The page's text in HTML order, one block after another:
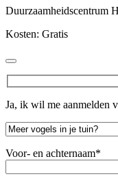
Duurzaamheidscentrum
Kosten: Gratis
Ja, ik wil me aanmelden
Voor- en achternaam*